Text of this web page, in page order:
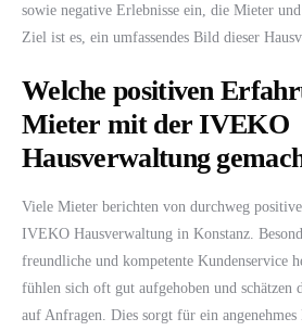
sowie negative Erlebnisse ein, die Mieter und
Ziel ist es, ein umfassendes Bild dieser
Welche positiven
Mieter mit der IVEKO
Hausverwaltung
Viele Mieter berichten von durchweg
IVEKO Hausverwaltung in Konstanz.
freundliche und kompetente Kundenservice
fühlen sich oft gut aufgehoben und schätzen
auf Anfragen. Dies sorgt für ein